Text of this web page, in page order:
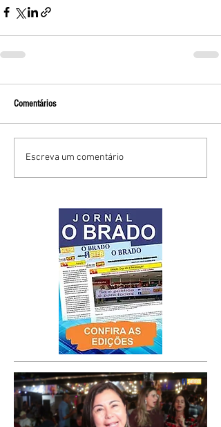
Comentários
Escreva um comentário